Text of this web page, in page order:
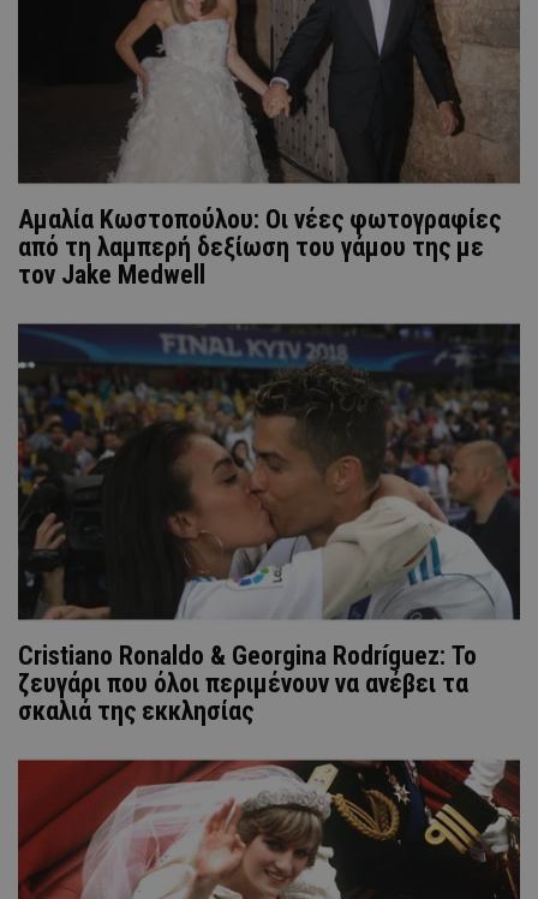
Αμαλία Κωστοπούλου: Οι νέες φωτογραφίες
από τη λαμπερή δεξίωση του γάμου της με
τον Jake Medwell
Cristiano Ronaldo & Georgina Rodríguez: Το
ζευγάρι που όλοι περιμένουν να ανέβει τα
σκαλιά της εκκλησίας